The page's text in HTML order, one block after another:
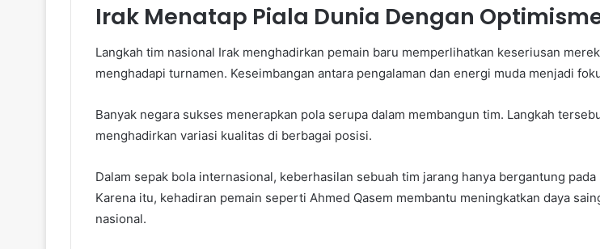
Irak Menatap Piala Dunia Dengan
Langkah tim nasional Irak menghadirkan pemain baru memperlihatkan keseriusan
menghadapi turnamen. Keseimbangan antara pengalaman dan energi muda menjadi
Banyak negara sukses menerapkan pola serupa dalam membangun tim. Langkah
menghadirkan variasi kualitas di berbagai posisi.
Dalam sepak bola internasional, keberhasilan sebuah tim jarang hanya bergantung pada
Karena itu, kehadiran pemain seperti Ahmed Qasem membantu meningkatkan daya
nasional.